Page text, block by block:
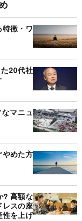
特徴・ワ
20代社
マニュ
やめた方
? 高額な
レスの座
性を上げ